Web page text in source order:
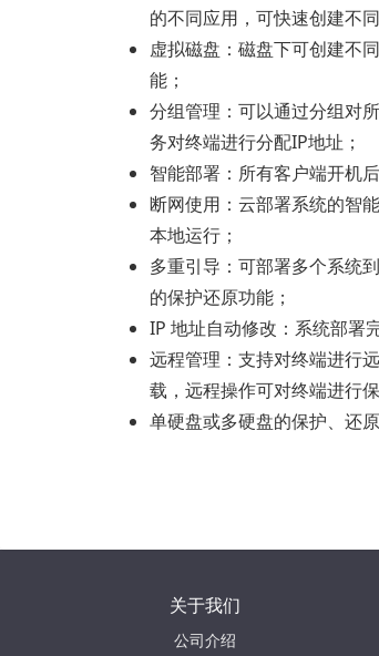
的不同应用，可快速创建不
虚拟磁盘：磁盘下可创建不
能；
分组管理：可以通过分组对
务对终端进行分配IP地址；
智能部署：所有客户端开机
断网使用：云部署系统的智
本地运行；
多重引导：可部署多个系统
的保护还原功能；
IP 地址自动修改：系统部署
远程管理：支持对终端进行
载，远程操作可对终端进行
单硬盘或多硬盘的保护、还原
关于我们
公司介绍